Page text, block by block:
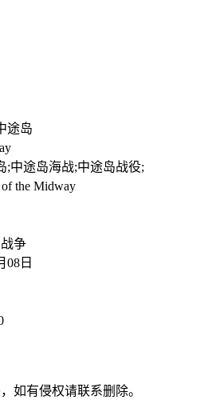
途岛
;中途岛海战;中途岛战役;
the Midway
争
08日
如有侵权请联系删除。